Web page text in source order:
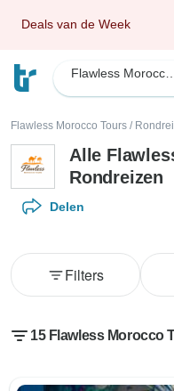
Deals van de Week
Flawless Morocco Tours /
Alle
Rondreizen
Delen
Filters
15 Flawless Morocco